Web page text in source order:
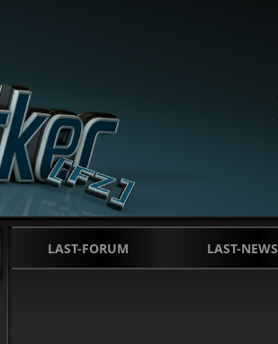
LAST-FORUM LAST-NEWS